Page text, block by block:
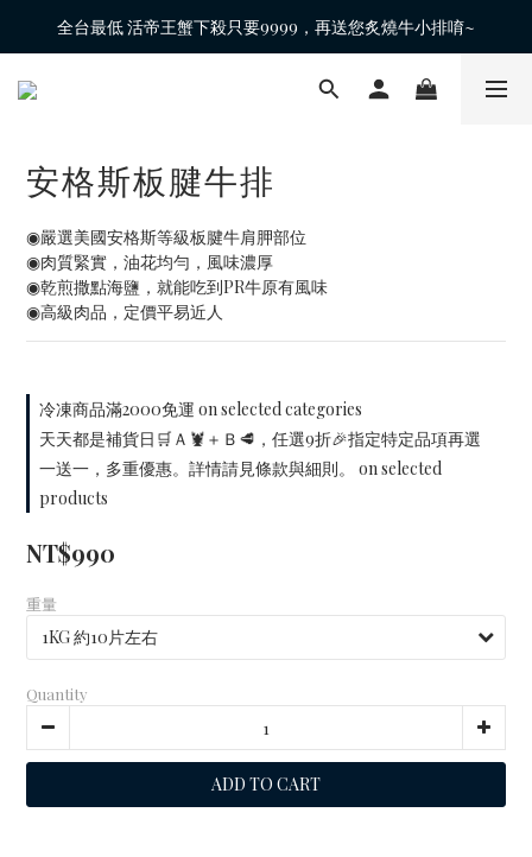
全台最低 活帝王蟹下殺只要9999，再送您炙燒牛小排唷~
安格斯板腱牛排
◉嚴選美國安格斯等級板腱牛肩胛部位
◉肉質緊實，油花均勻，風味濃厚
◉乾煎撒點海鹽，就能吃到PR牛原有風味
◉高級肉品，定價平易近人
冷凍商品滿2000免運 on selected categories
天天都是補貨日🛒Ａ🦞＋Ｂ🥩，任選9折🎉指定特定品項再選
一送一，多重優惠。詳情請見條款與細則。 on selected
products
NT$990
重量
Quantity
ADD TO CART